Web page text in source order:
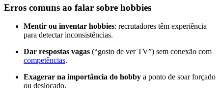
Erros comuns ao falar sobre hobbies
Mentir ou inventar hobbies: recrutadores têm experiência
para detectar inconsistências.
Dar respostas vagas (“gosto de ver TV”) sem conexão com
competências.
Exagerar na importância do hobby a ponto de soar forçado
ou deslocado.